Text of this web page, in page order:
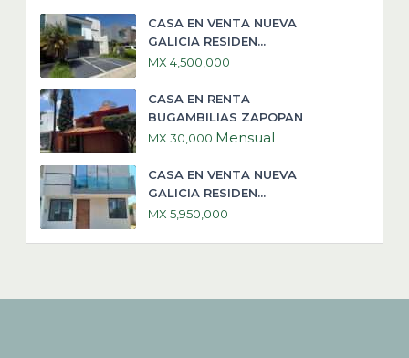
CASA EN VENTA NUEVA
GALICIA RESIDEN...
MX 4,500,000
CASA EN RENTA
BUGAMBILIAS ZAPOPAN
MX 30,000 Mensual
CASA EN VENTA NUEVA
GALICIA RESIDEN...
MX 5,950,000